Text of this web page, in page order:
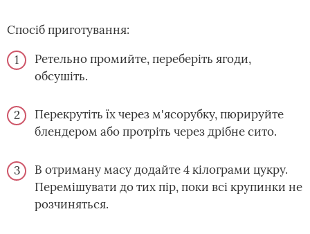
Спосіб приготування:
Ретельно промийте, переберіть ягоди,
обсушіть.
Перекрутіть їх через м'ясорубку, пюрируйте
блендером або протріть через дрібне сито.
В отриману масу додайте 4 кілограми цукру.
Перемішувати до тих пір, поки всі крупинки не
розчиняться.